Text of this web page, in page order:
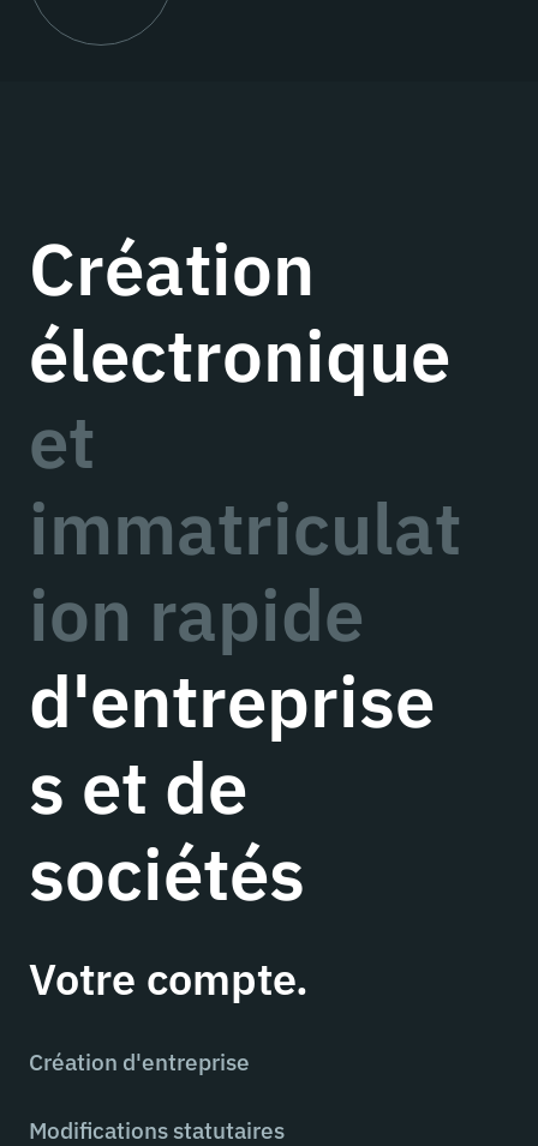
Création
électronique
et
immatriculat
ion rapide
d'entreprise
s et de
sociétés
Votre compte.
Création d'entreprise
Modifications statutaires